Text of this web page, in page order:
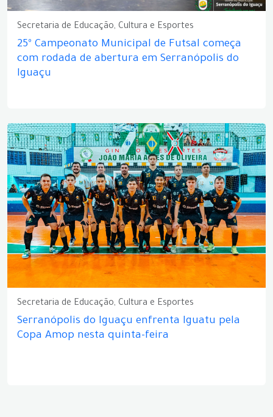
Secretaria de Educação, Cultura e Esportes
25º Campeonato Municipal de Futsal começa
com rodada de abertura em Serranópolis do
Iguaçu
Secretaria de Educação, Cultura e Esportes
Serranópolis do Iguaçu enfrenta Iguatu pela
Copa Amop nesta quinta-feira